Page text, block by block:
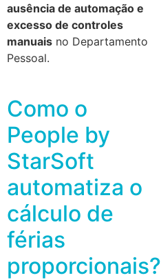
ausência de automação e
excesso de controles
manuais no Departamento
Pessoal.
Como o
People by
StarSoft
automatiza o
cálculo de
férias
proporcionais?